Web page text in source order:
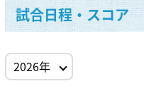
試合日程・スコア